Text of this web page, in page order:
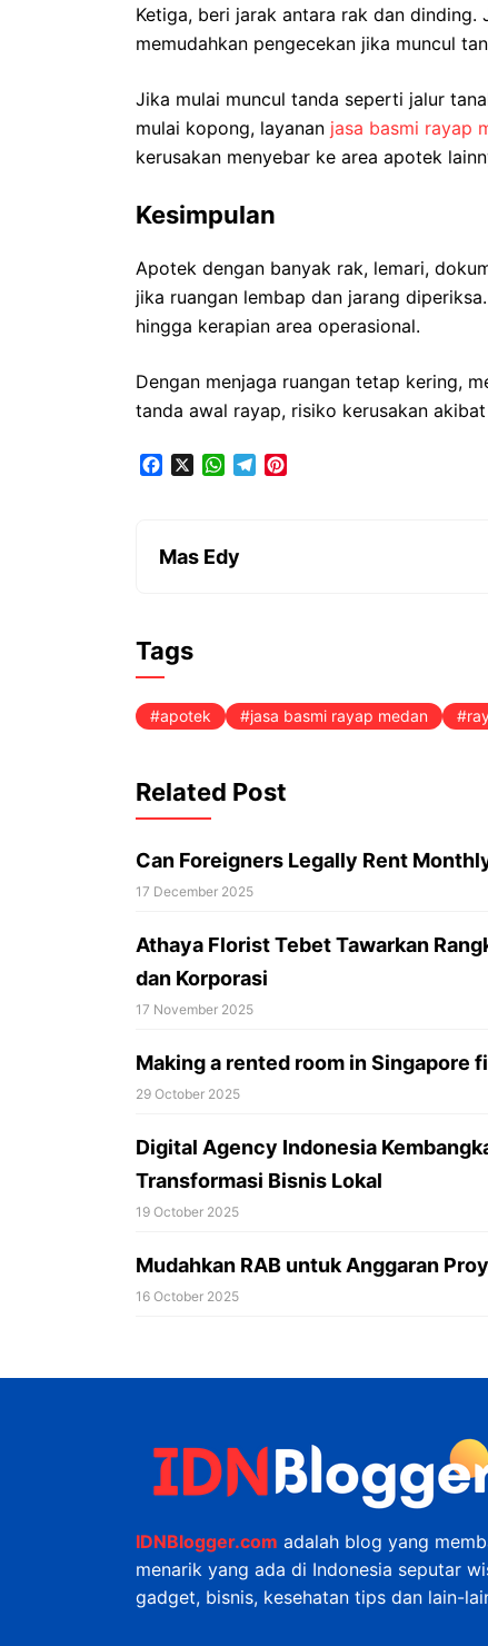
Ketiga, beri jarak antara rak dan
memudahkan pengecekan jika muncul
Jika mulai muncul tanda seperti jalur
mulai kopong, layanan jasa basmi rayap
kerusakan menyebar ke area apotek
Kesimpulan
Apotek dengan banyak rak, lemari,
jika ruangan lembap dan jarang
hingga kerapian area operasional.
Dengan menjaga ruangan tetap kering,
tanda awal rayap, risiko kerusakan
b
W
s
Mas Edy
Tags
apotek jasa basmi rayap medan
Related Post
Can Foreigners Legally Rent
17 December 2025
Athaya Florist Tebet Tawarkan
dan Korporasi
17 November 2025
Making a rented room in Singapore
29 October 2025
Digital Agency Indonesia
Transformasi Bisnis Lokal
19 October 2025
Mudahkan RAB untuk Anggaran
16 October 2025
IDNBlogger.com adalah blog yang
menarik yang ada di Indonesia seputar
gadget, bisnis, kesehatan tips dan lain-